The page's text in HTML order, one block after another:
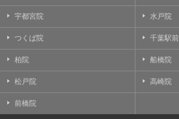
宇都宮院 水戸院
つくば院 千葉駅
柏院 船橋院
松戸院 高崎院
前橋院